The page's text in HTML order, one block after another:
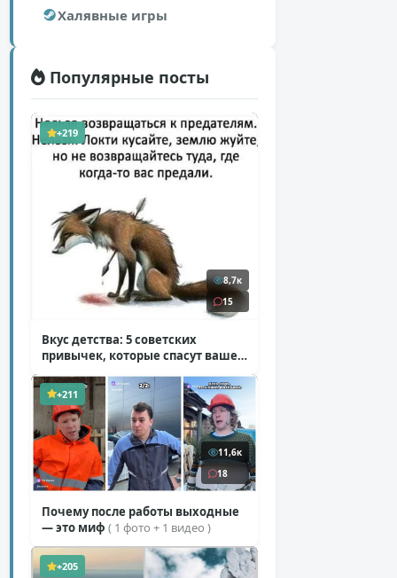
Халявные игры
Популярные посты
+219
8,7к
15
Вкус детства: 5 советских
привычек, которые спасут ваше
+211
11,6к
18
Почему после работы выходные
— это миф ( 1 фото + 1 видео )
+205